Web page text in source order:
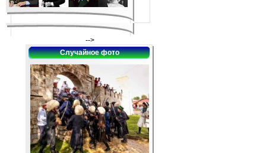
-->
Случайное фото